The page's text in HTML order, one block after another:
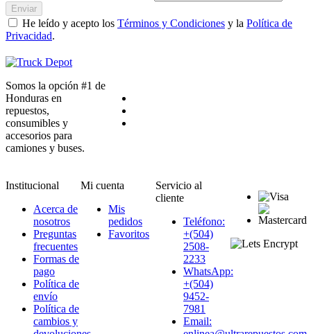
Enviar
He leído y acepto los Términos y Condiciones y la Política de
Privacidad.
Somos la opción #1 de
Honduras en
repuestos,
consumibles y
accesorios para
camiones y buses.
Institucional
Acerca de
nosotros
Preguntas
frecuentes
Formas de
pago
Política de
envío
Política de
cambios y
Mi cuenta
Mis
pedidos
Favoritos
Servicio al
cliente
Teléfono:
+(504)
2508-
2233
WhatsApp:
+(504)
9452-
7981
Email: